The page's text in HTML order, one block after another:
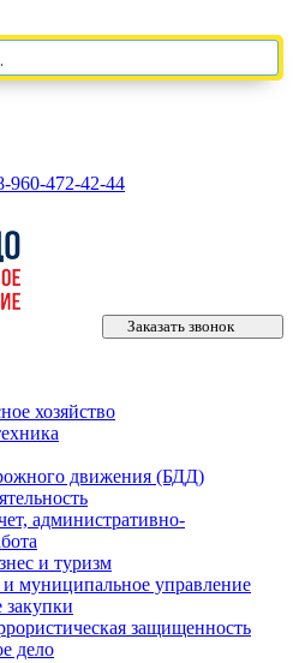
960-472-42-44
Заказать звонок
хозяйство
движения (БДД)
административно-
и туризм
и муниципальное управление
закупки
защищенность
дело